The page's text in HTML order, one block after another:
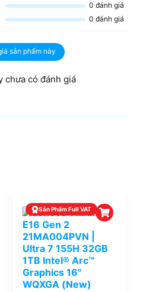
hợp với môi trường công sở
đại
0 đánh giá
0 đánh giá
sản phẩm này
chưa có đánh giá
Sản Phẩm Full VAT